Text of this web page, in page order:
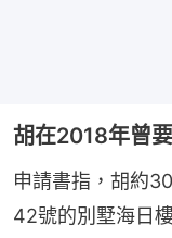
胡在2018年曾
申請書指，胡約
42號的別墅海日